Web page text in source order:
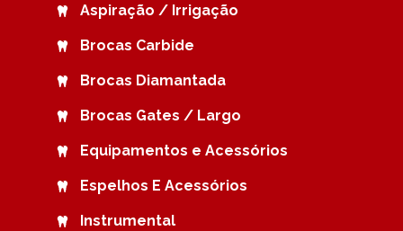
Aspiração / Irrigação
Brocas Carbide
Brocas Diamantada
Brocas Gates / Largo
Equipamentos e Acessórios
Espelhos E Acessórios
Instrumental